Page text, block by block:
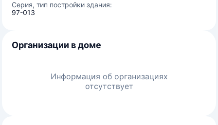
Серия, тип постройки здания:
97-013
Организации в доме
Информация об организациях
отсутствует